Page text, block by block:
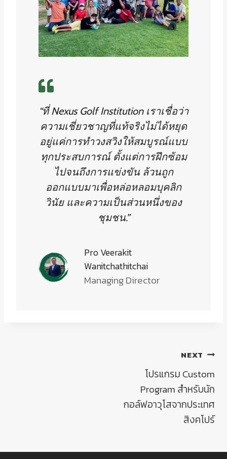
“ที่ Nexus Golf Institution เราเชื่อว่า
ความเชี่ยวชาญที่แท้จริงไม่ได้หยุด
อยู่แค่การทำวงสวิงให้สมบูรณ์แบบ
ทุกประสบการณ์ ตั้งแต่การฝึกซ้อม
ไปจนถึงการแข่งขัน ล้วนถูก
ออกแบบมาเพื่อหล่อหลอมบุคลิก
วินัย และความเป็นส่วนหนึ่งของ
ชุมชน.”
Pro Veerakit
Wanitchathitchai
Managing Director
NEXT
โปรแกรม Custom
Program สำหรับนัก
กอล์ฟอาวุโสจากประเทศ
สิงคโปร์